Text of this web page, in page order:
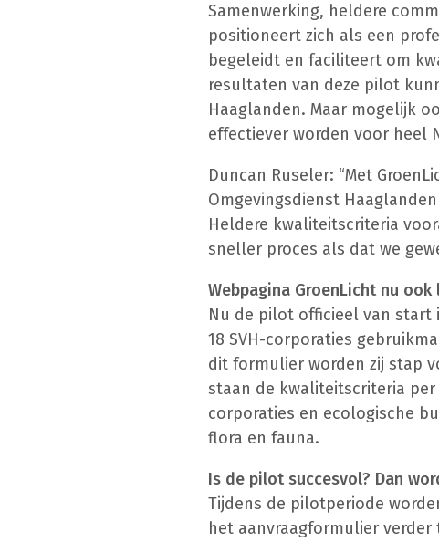
Samenwerking, heldere
positioneert zich als een
begeleidt en faciliteert om
resultaten van deze pilot
Haaglanden. Maar mogelijk
effectiever worden voor heel
Duncan Ruseler: “Met
Omgevingsdienst
Heldere kwaliteitscriteria
sneller proces als dat we
Webpagina GroenLicht nu ook
Nu de pilot officieel van start
18 SVH-corporaties
dit formulier worden zij stap
staan de kwaliteitscriteria
corporaties en ecologische
flora en fauna.
Is de pilot succesvol? Dan
Tijdens de pilotperiode
het aanvraagformulier